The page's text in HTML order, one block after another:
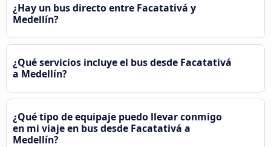
¿Hay un bus directo entre Facatativá y
Medellín?
¿Qué servicios incluye el bus desde Facatativá
a Medellín?
¿Qué tipo de equipaje puedo llevar conmigo
en mi viaje en bus desde Facatativá a
Medellín?